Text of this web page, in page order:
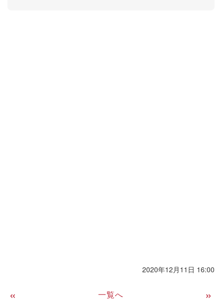
2020年12月11日 16:00
« 一覧へ